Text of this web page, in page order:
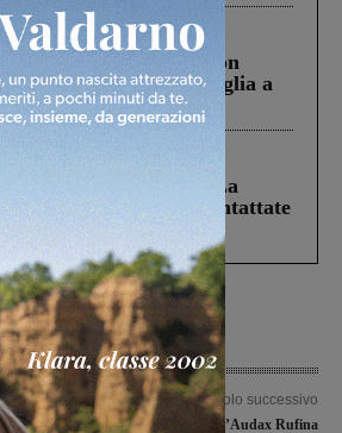
struttura di Castiglion
che aveva ucciso la figlia a
di Miah Billal. La
di avvistamento contattate
Articolo successivo
Gara amichevole con l’Audax Rufina